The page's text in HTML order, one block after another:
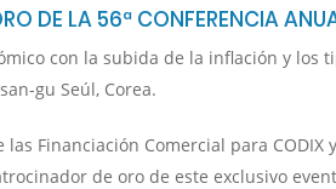
DE LA 56ª CONFERENCIA
con la subida de la inflación y los
gu Seúl, Corea.
Financiación Comercial para
de oro de este exclusivo